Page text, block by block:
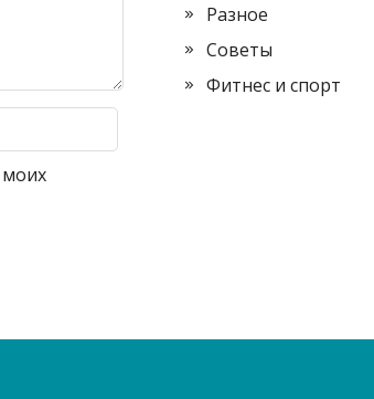
моих
Разное
Советы
Фитнес и спорт